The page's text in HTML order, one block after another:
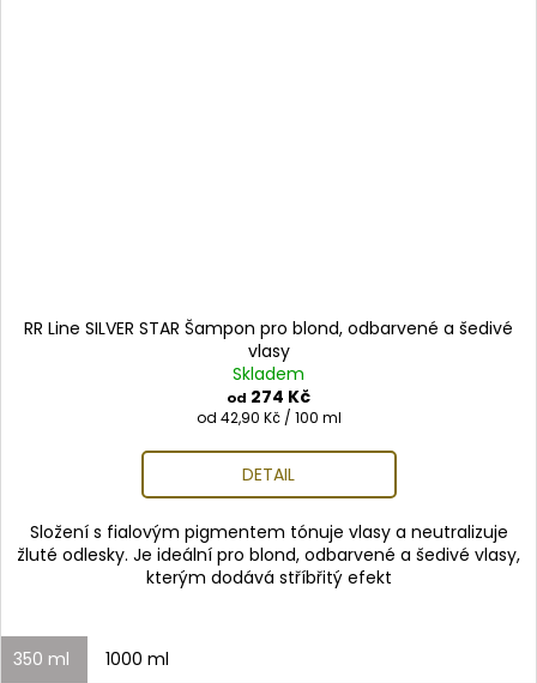
RR Line SILVER STAR Šampon pro blond, odbarvené a šedivé
vlasy
Skladem
od 274 Kč
Měrná
od 42,90 Kč / 100 ml
DETAIL
Složení s fialovým pigmentem tónuje vlasy a neutralizuje
žluté odlesky. Je ideální pro blond, odbarvené a šedivé vlasy,
kterým dodává stříbřitý efekt
350 ml 1000 ml